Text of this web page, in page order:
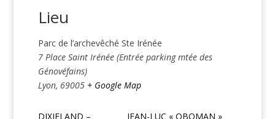
Lieu
Parc de l’archevêché Ste Irénée
7 Place Saint Irénée (Entrée parking mtée des
Génovéfains)
Lyon, 69005 + Google Map
DIXIELAND – JEAN-LUC « OBOMAN »